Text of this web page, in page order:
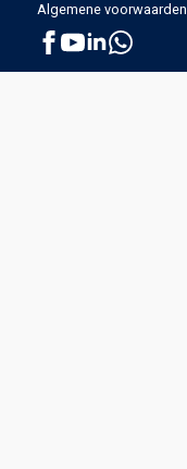
Algemene voorwaarden